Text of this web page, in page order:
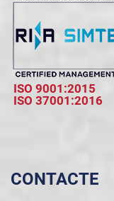
ISO 9001:2015
ISO 37001:2016
CONTACTE